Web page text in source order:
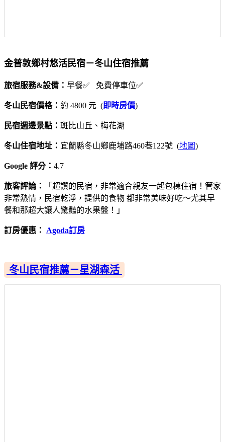
金普敦鄉村悠活民宿－冬山住宿推薦
旅宿服務&設備： 早餐✅ 免費停車位✅
冬山民宿價格： 約 4800 元 (即時房價)
民宿週邊景點： 斑比山丘、梅花湖
冬山住宿地址： 宜蘭縣冬山鄉鹿埔路460巷122號 (地圖)
Google 評分： 4.7
旅客評論：
「超讚的民宿，非常適合親友一起包棟住宿！管家
非常熱情，民宿乾淨，提供的食物 都非常美味好吃～尤其早
餐和那超大讓人驚豔的水果盤！」
訂房優惠： Agoda訂房
冬山民宿推薦－星湖森活